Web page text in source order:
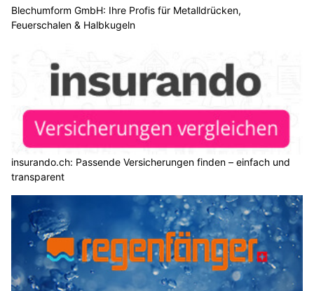
Blechumform GmbH: Ihre Profis für Metalldrücken,
Feuerschalen & Halbkugeln
insurando.ch: Passende Versicherungen finden – einfach und
transparent